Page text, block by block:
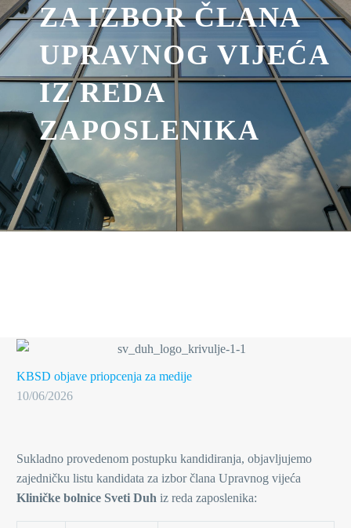
ZA IZBOR ČLANA
UPRAVNOG VIJEĆA
IZ REDA
ZAPOSLENIKA
KBSD objave priopcenja za medije
10/06/2026
Sukladno provedenom postupku kandidiranja, objavljujemo
zajedničku listu kandidata za izbor člana Upravnog vijeća
Kliničke bolnice Sveti Duh iz reda zaposlenika: